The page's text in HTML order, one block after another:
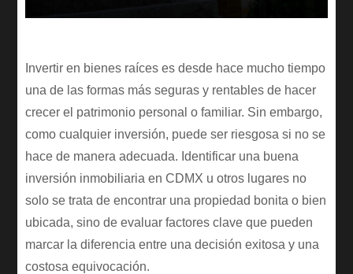
Invertir en bienes raíces es desde hace mucho tiempo
una de las formas más seguras y rentables de hacer
crecer el patrimonio personal o familiar. Sin embargo,
como cualquier inversión, puede ser riesgosa si no se
hace de manera adecuada. Identificar una buena
inversión inmobiliaria en CDMX u otros lugares no
solo se trata de encontrar una propiedad bonita o bien
ubicada, sino de evaluar factores clave que pueden
marcar la diferencia entre una decisión exitosa y una
costosa equivocación.